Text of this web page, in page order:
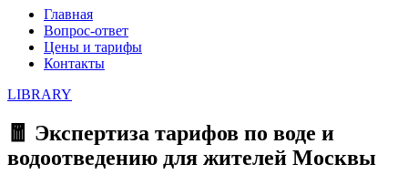
Главная
Вопрос-ответ
Цены и тарифы
Контакты
LIBRARY
🧧 Экспертиза тарифов по воде и
водоотведению для жителей Москвы